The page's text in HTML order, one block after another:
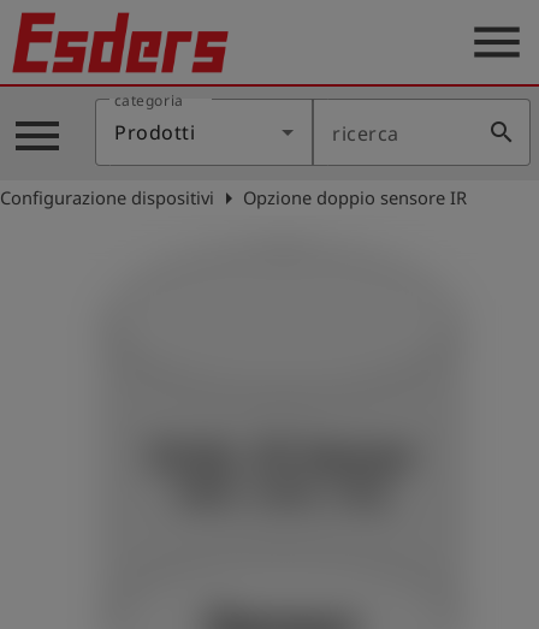
Prodotti
Applicazione
Assistenza
menu
menu
categoria
Prodotti ricerca search
Configurazione dispositivi arrow_right Opzione doppio sensore IR